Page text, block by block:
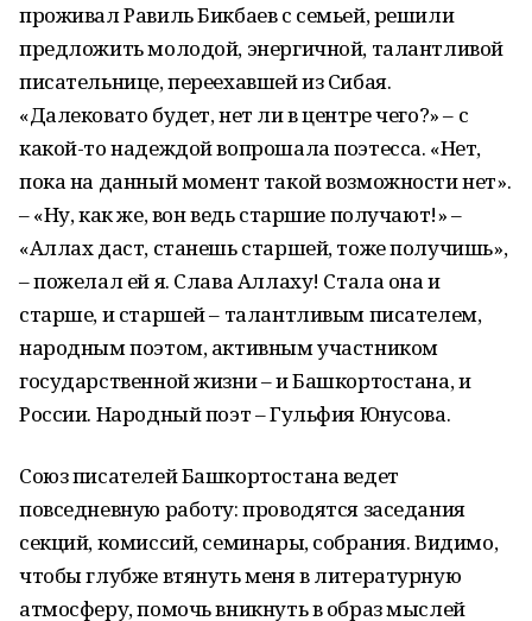
проживал Равиль Бикбаев с семьей, решили
предложить молодой, энергичной, талантливой
писательнице, переехавшей из Сибая.
«Далековато будет, нет ли в центре чего?» – с
какой-то надеждой вопрошала поэтесса. «Нет,
пока на данный момент такой возможности нет».
– «Ну, как же, вон ведь старшие получают!» –
«Аллах даст, станешь старшей, тоже получишь»,
– пожелал ей я. Слава Аллаху! Стала она и
старше, и старшей – талантливым писателем,
народным поэтом, активным участником
государственной жизни – и Башкортостана, и
России. Народный поэт – Гульфия Юнусова.
Союз писателей Башкортостана ведет
повседневную работу: проводятся заседания
секций, комиссий, семинары, собрания. Видимо,
чтобы глубже втянуть меня в литературную
атмосферу, помочь вникнуть в образ мыслей